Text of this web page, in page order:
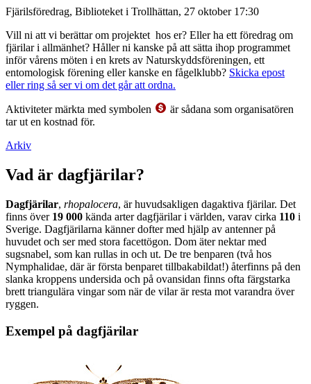
Fjärilsföredrag, Biblioteket i Trollhättan, 27 oktober 17:30
Vill ni att vi berättar om projektet hos er? Eller ha ett föredrag om
fjärilar i allmänhet? Håller ni kanske på att sätta ihop programmet
inför vårens möten i en krets av Naturskyddsföreningen, ett
entomologisk förening eller kanske en fågelklubb? Skicka epost
eller ring så ser vi om det går att ordna.
Aktiviteter märkta med symbolen
är sådana som organisatören
tar ut en kostnad för.
Arkiv
Vad är dagfjärilar?
Dagfjärilar, rhopalocera, är huvudsakligen dagaktiva fjärilar. Det
finns över 19 000 kända arter dagfjärilar i världen, varav cirka 110 i
Sverige. Dagfjärilarna känner dofter med hjälp av antenner på
huvudet och ser med stora facettögon. Dom äter nektar med
sugsnabel, som kan rullas in och ut. De tre benparen (två hos
Nymphalidae, där är första benparet tillbakabildat!) återfinns på den
slanka kroppens undersida och på ovansidan finns ofta färgstarka
brett triangulära vingar som när de vilar är resta mot varandra över
ryggen.
Exempel på dagfjärilar